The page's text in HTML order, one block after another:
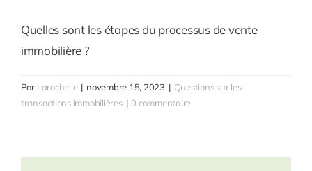
Quelles sont les étapes du processus de vente
immobilière ?
Par Larochelle | novembre 15, 2023 | Questions sur les
transactions immobilières | 0 commentaire